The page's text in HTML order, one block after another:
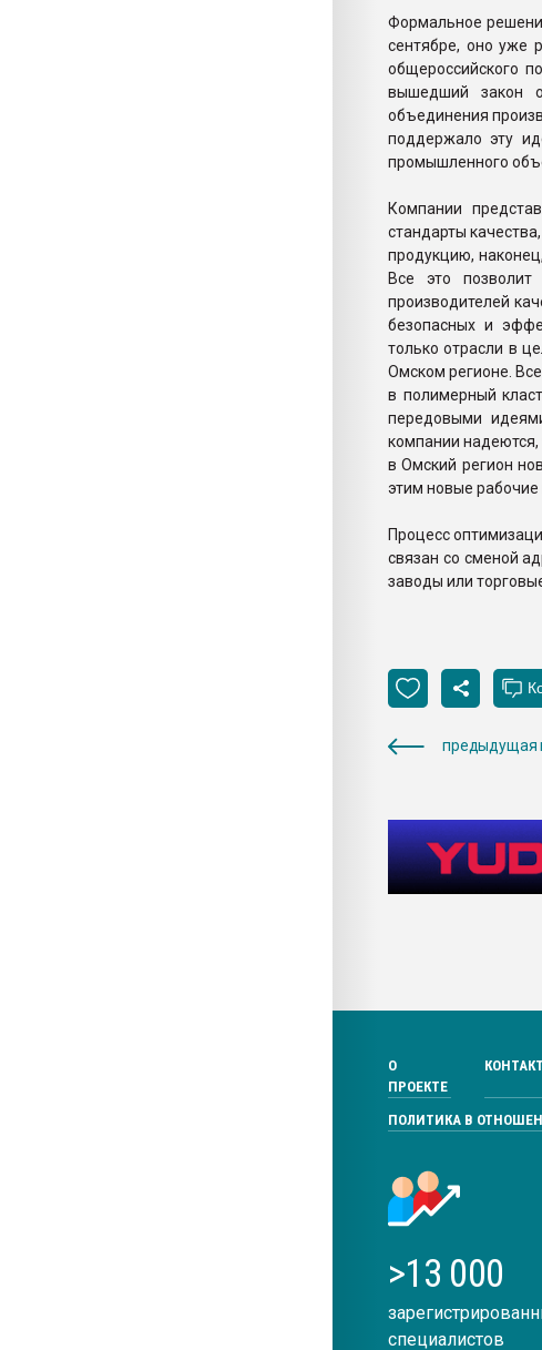
Формальное
сентябре, оно уже
общероссийского
вышедший закон
объединения
поддержало эту
промышленного
Компании
стандарты
продукцию,
Все это
производителей
безопасных и
только отрасли в
Омском регионе.
в полимерный
передовыми
компании надеются,
в Омский регион
этим новые
Процесс
связан со сменой
заводы или
предыдущая
О
ПРОЕКТЕ
ПОЛИТИКА В
>13 000
специалистов